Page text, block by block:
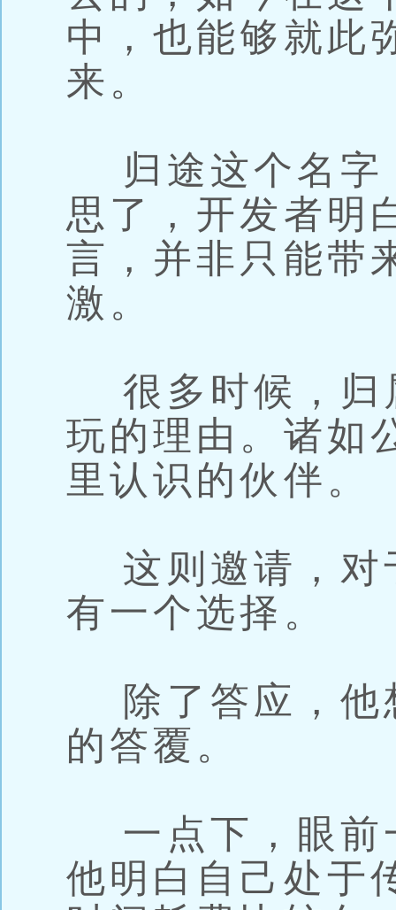
中，也能够就此
来。
归途这个名字
思了，开发者明
言，并非只能带
激。
很多时候，归
玩的理由。诸如
里认识的伙伴。
这则邀请，对
有一个选择。
除了答应，他
的答覆。
一点下，眼前
他明白自己处于